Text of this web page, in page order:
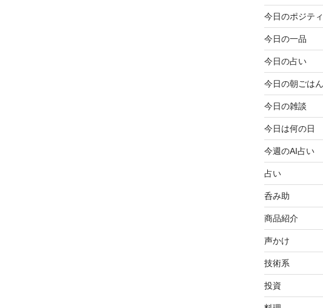
今日のポジテ
今日の一品
今日の占い
今日の朝ごはん
今日の雑談
今日は何の日
今週のAI占い
占い
呑み助
商品紹介
声かけ
技術系
投資